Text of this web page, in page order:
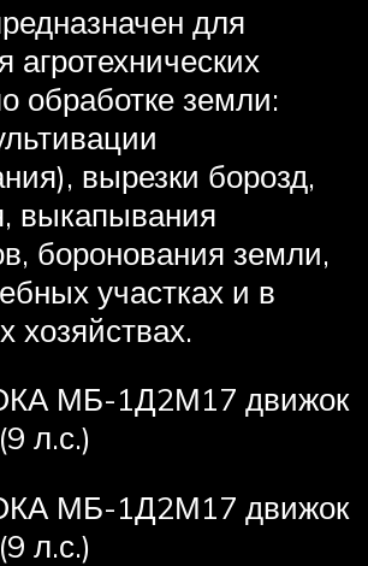
для
агротехнических
обработке земли:
вырезки борозд,
выкапывания
боронования земли,
участках и в
хозяйствах.
МБ-1Д2М17 движок
л.с.)
МБ-1Д2М17 движок
л.с.)